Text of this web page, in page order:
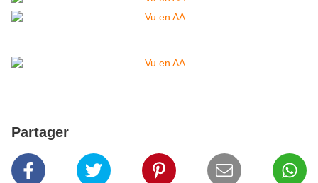
Partager